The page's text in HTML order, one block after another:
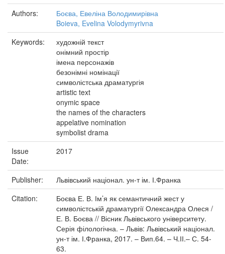
Authors:
Боєва, Евеліна Володимирівна
Boieva, Evelina Volodymyrivna
Keywords:
художній текст
онімний простір
імена персонажів
безонімні номінації
символістська драматургія
artistic text
onymic space
the names of the characters
appelative nomination
symbolist drama
Issue
Date:
2017
Publisher:
Львівський націонал. ун-т ім. І.Франка
Citation:
Боєва Е. В. Ім’я як семантичний жест у
символістській драматургії Олександра Олеся /
Е. В. Боєва // Вісник Львівського університету.
Серія філологічна. – Львів: Львівський націонал.
ун-т ім. І.Франка, 2017. – Вип.64. – Ч.ІІ.– С. 54-
63.